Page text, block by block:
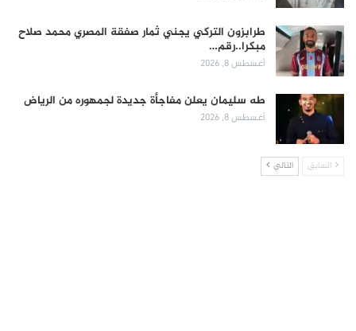
طرابزون التركي يجني ثمار صفقة المصري محمد صلاح
مبكرا..رقم…
أغسطس 8, 2026
طه سليمان يعلن مفاجأة جديدة لجمهوره من الرياض
أغسطس 8, 2026
السابق التالي